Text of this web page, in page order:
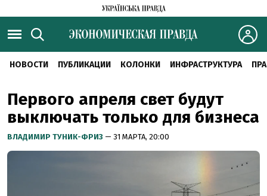
НОВОСТИ ПУБЛИКАЦИИ КОЛОНКИ ИНФРАСТРУКТУРА
Первого апреля свет будут
выключать только для бизнеса
ВЛАДИМИР ТУНИК-ФРИЗ — 31 МАРТА, 20:00